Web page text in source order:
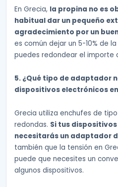
En Grecia, la propina no es
habitual dar un pequeño
agradecimiento por un
es común dejar un 5-10% de
puedes redondear el importe
5. ¿Qué tipo de adaptador
dispositivos electrónicos
Grecia utiliza enchufes de
redondas. Si tus
necesitarás un adaptador
también que la tensión en
puede que necesites un
algunos dispositivos.